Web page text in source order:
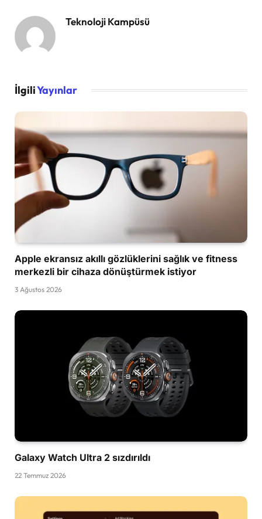
Teknoloji Kampüsü
İlgiliYayınlar
Apple ekransız akıllı gözlüklerini sağlık ve fitness
merkezli bir cihaza dönüştürmek istiyor
3 Ağustos 2026
Galaxy Watch Ultra 2 sızdırıldı
22 Temmuz 2026